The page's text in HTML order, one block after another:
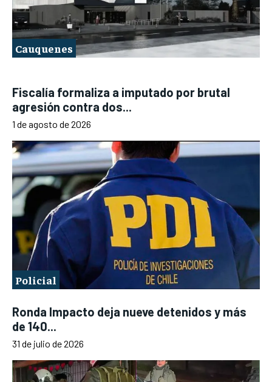
Cauquenes
Fiscalía formaliza a imputado por brutal
agresión contra dos...
1 de agosto de 2026
Policial
Ronda Impacto deja nueve detenidos y más
de 140...
31 de julio de 2026